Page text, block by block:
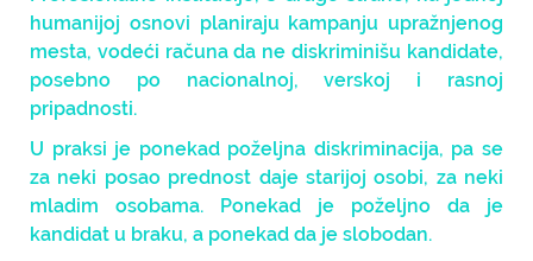
humanijoj osnovi planiraju kampanju upražnjenog
mesta, vodeći računa da ne diskriminišu kandidate,
posebno po nacionalnoj, verskoj i rasnoj
pripadnosti.
U praksi je ponekad poželjna diskriminacija, pa se
za neki posao prednost daje starijoj osobi, za neki
mladim osobama. Ponekad je poželjno da je
kandidat u braku, a ponekad da je slobodan.